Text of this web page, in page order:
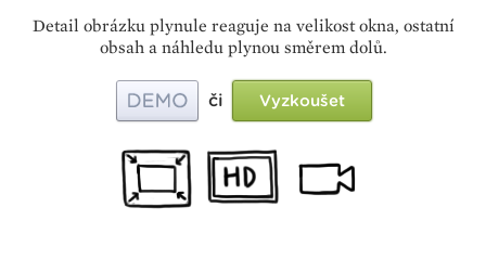
Detail obrázku plynule reaguje na velikost okna, ostatní
obsah a náhledu plynou směrem dolů.
Vyzkoušet
či